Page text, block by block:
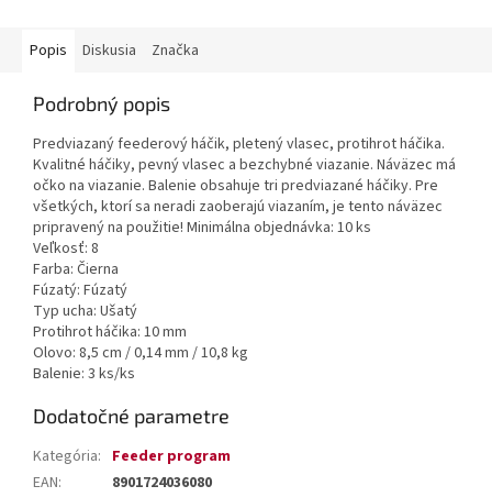
Popis Diskusia Značka
Podrobný popis
Predviazaný feederový háčik, pletený vlasec, protihrot háčika.
Kvalitné háčiky, pevný vlasec a bezchybné viazanie. Náväzec má
očko na viazanie. Balenie obsahuje tri predviazané háčiky. Pre
všetkých, ktorí sa neradi zaoberajú viazaním, je tento náväzec
pripravený na použitie! Minimálna objednávka: 10 ks
Veľkosť: 8
Farba: Čierna
Fúzatý: Fúzatý
Typ ucha: Ušatý
Protihrot háčika: 10 mm
Olovo: 8,5 cm / 0,14 mm / 10,8 kg
Balenie: 3 ks/ks
Dodatočné parametre
Kategória: Feeder program
EAN: 8901724036080